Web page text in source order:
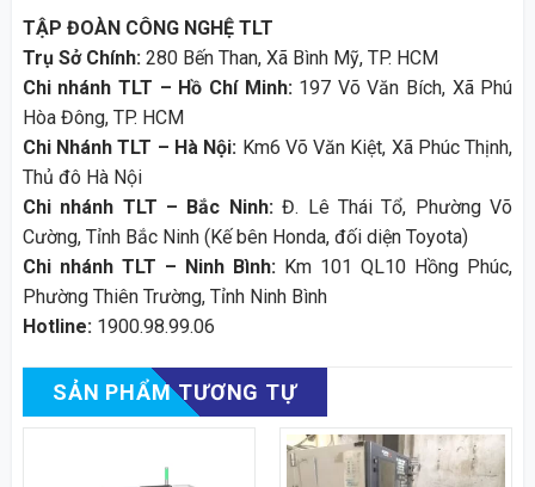
TẬP ĐOÀN CÔNG NGHỆ TLT
Trụ Sở Chính: 280 Bến Than, Xã Bình Mỹ, TP. HCM
Chi nhánh TLT – Hồ Chí Minh: 197 Võ Văn Bích, Xã Phú
Hòa Đông, TP. HCM
Chi Nhánh TLT – Hà Nội: Km6 Võ Văn Kiệt, Xã Phúc Thịnh,
Thủ đô Hà Nội
Chi nhánh TLT – Bắc Ninh:Đ. Lê Thái Tổ, Phường Võ
Cường, Tỉnh Bắc Ninh (Kế bên Honda, đối diện Toyota)
Chi nhánh TLT – Ninh Bình: Km 101 QL10 Hồng Phúc,
Phường Thiên Trường, Tỉnh Ninh Bình
Hotline: 1900.98.99.06
SẢN PHẨM TƯƠNG TỰ